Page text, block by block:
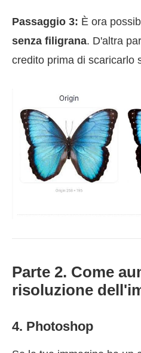
Passaggio 3: È ora
senza filigrana. D'altra
credito prima di scaricarlo
Parte 2. Come
risoluzione
4. Photoshop